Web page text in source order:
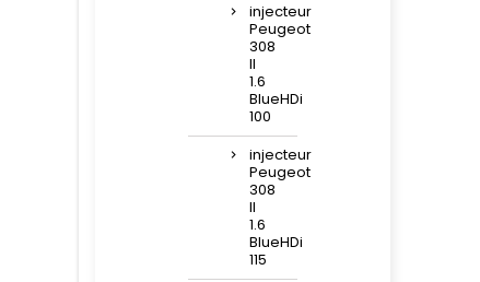
injecteur
Peugeot
308
II
1.6
BlueHDi
100
injecteur
Peugeot
308
II
1.6
BlueHDi
115